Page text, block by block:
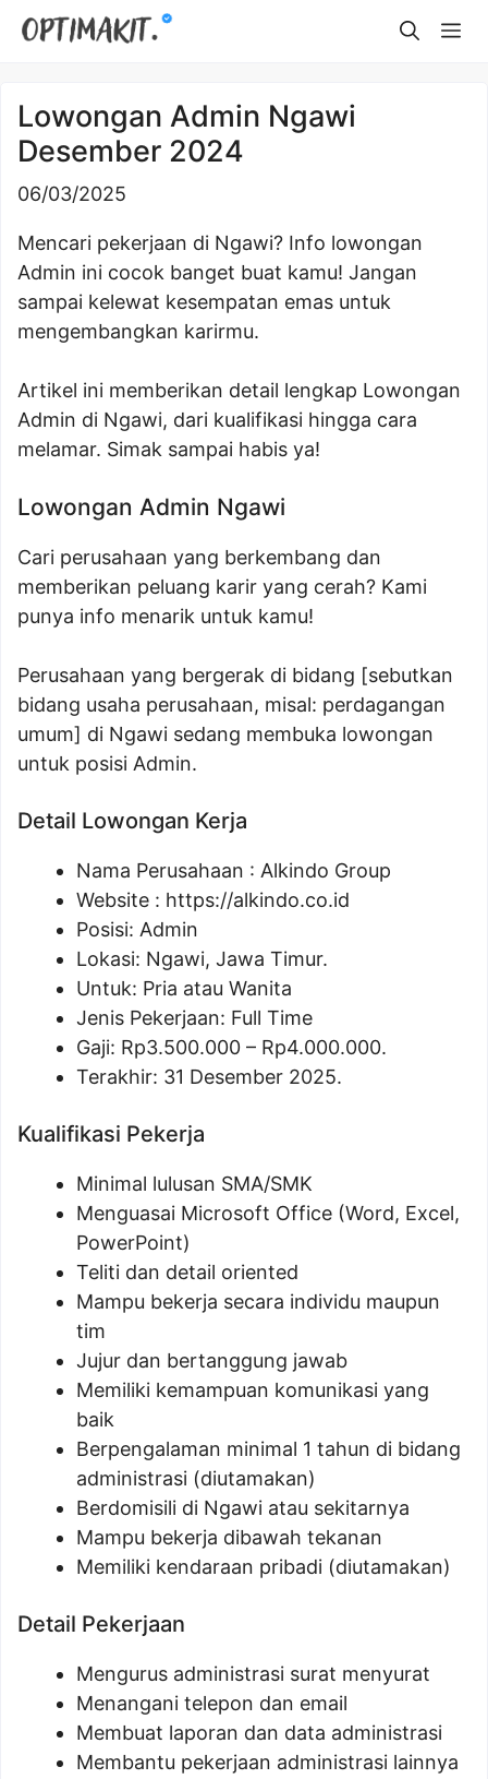
Skip
Lowongan Admin Ngawi
Desember 2024
06/03/2025
Mencari pekerjaan di Ngawi? Info lowongan
Admin ini cocok banget buat kamu! Jangan
sampai kelewat kesempatan emas untuk
mengembangkan karirmu.
Artikel ini memberikan detail lengkap Lowongan
Admin di Ngawi, dari kualifikasi hingga cara
melamar. Simak sampai habis ya!
Lowongan Admin Ngawi
Cari perusahaan yang berkembang dan
memberikan peluang karir yang cerah? Kami
punya info menarik untuk kamu!
Perusahaan yang bergerak di bidang [sebutkan
bidang usaha perusahaan, misal: perdagangan
umum] di Ngawi sedang membuka lowongan
untuk posisi Admin.
Detail Lowongan Kerja
Nama Perusahaan : Alkindo Group
Website : https://alkindo.co.id
Posisi: Admin
Lokasi: Ngawi, Jawa Timur.
Untuk: Pria atau Wanita
Jenis Pekerjaan: Full Time
Gaji: Rp3.500.000 – Rp4.000.000.
Terakhir: 31 Desember 2025.
Kualifikasi Pekerja
Minimal lulusan SMA/SMK
Menguasai Microsoft Office (Word, Excel,
PowerPoint)
Teliti dan detail oriented
Mampu bekerja secara individu maupun
tim
Jujur dan bertanggung jawab
Memiliki kemampuan komunikasi yang
baik
Berpengalaman minimal 1 tahun di bidang
administrasi (diutamakan)
Berdomisili di Ngawi atau sekitarnya
Mampu bekerja dibawah tekanan
Memiliki kendaraan pribadi (diutamakan)
Detail Pekerjaan
Mengurus administrasi surat menyurat
Menangani telepon dan email
Membuat laporan dan data administrasi
Membantu pekerjaan administrasi lainnya